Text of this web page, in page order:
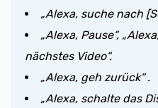
„Alexa, suche nach
„Alexa, Pause“,
nächstes Video“.
„Alexa, geh zurück“ .
„Alexa, schalte das